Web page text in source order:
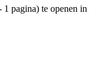
pagina) te openen in